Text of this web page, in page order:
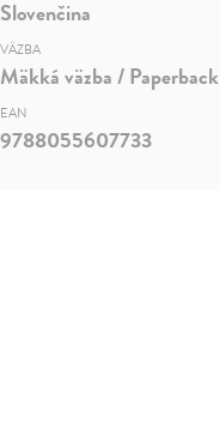
Slovenčina
VÄZBA
Mäkká väzba / Paperback
EAN
9788055607733